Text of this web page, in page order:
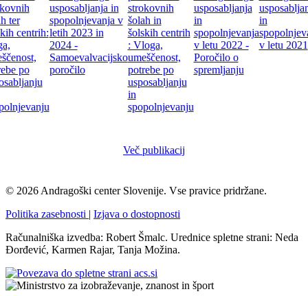
Več publikacij
© 2026 Andragoški center Slovenije. Vse pravice pridržane.
Politika zasebnosti | Izjava o dostopnosti
Računalniška izvedba: Robert Šmalc. Urednice spletne strani: Neda
Đorđević, Karmen Rajar, Tanja Možina.